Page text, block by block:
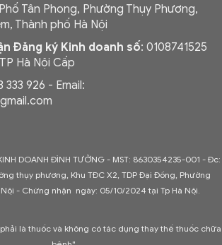
Tân Phong, Phường Thụy Phương,
Thành phố Hà Nội
Đăng ký Kinh doanh số: 0108741525
Hà Nội Cấp
333 926 - Email:
DOANH ĐÌNH TƯỞNG - MST: 8630354235-001 - Đc:
thụy phương, Khu TĐC X2, TDP Đại Đồng, Phường
- Chứng nhận ngày: 05/10/2024 tại Tp Hà Nội.
là thuốc và không có tác dụng thay thế thuốc chữa